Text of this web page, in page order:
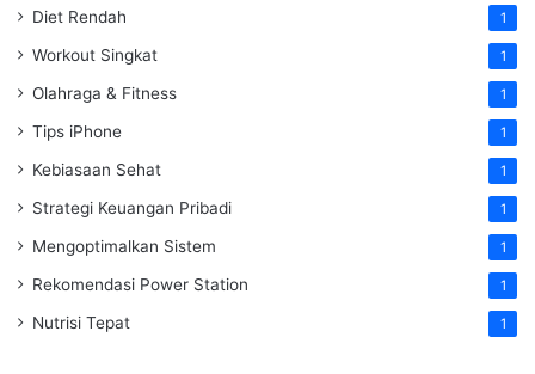
Diet Rendah 1
Workout Singkat 1
Olahraga & Fitness 1
Tips iPhone 1
Kebiasaan Sehat 1
Strategi Keuangan Pribadi 1
Mengoptimalkan Sistem 1
Rekomendasi Power Station 1
Nutrisi Tepat 1